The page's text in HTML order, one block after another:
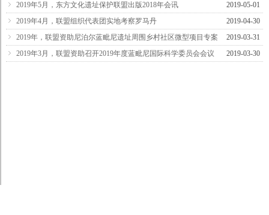
2019-05-01
ꁇ
2019年5月，东方文化遗址保护联盟出版2018年会讯
2019-04-30
ꁇ
2019年4月，联盟组织代表团实地考察罗马丹
2019-03-31
ꁇ
2019年，联盟资助尼泊尔蓝毗尼遗址周围乡村社区微型项目专案
2019-03-30
ꁇ 2019年3月，联盟资助召开2019年度蓝毗尼国际科学委员会会议